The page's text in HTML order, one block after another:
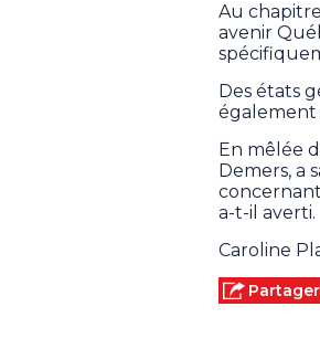
Au
avenir
Des états
également
En mêlée
Demers, a
a-t-il averti.
Caroline